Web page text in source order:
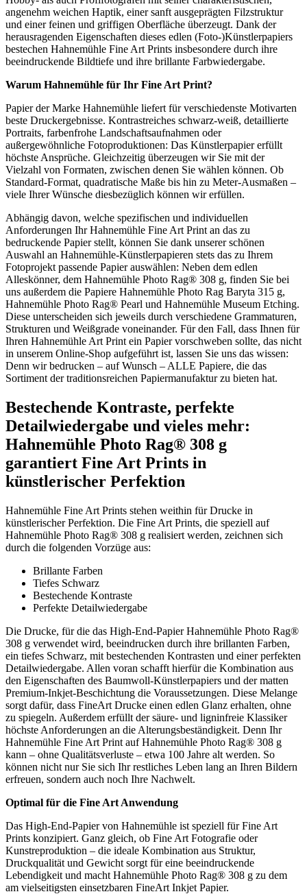
angenehm weichen Haptik, einer sanft ausgeprägten Filzstruktur
und einer feinen und griffigen Oberfläche überzeugt. Dank der
herausragenden Eigenschaften dieses edlen (Foto-)Künstlerpapiers
bestechen Hahnemühle Fine Art Prints insbesondere durch ihre
beeindruckende Bildtiefe und ihre brillante Farbwiedergabe.
Warum Hahnemühle für Ihr Fine Art Print?
Papier der Marke Hahnemühle liefert für verschiedenste Motivarten
beste Druckergebnisse. Kontrastreiches schwarz-weiß, detaillierte
Portraits, farbenfrohe Landschaftsaufnahmen oder
außergewöhnliche Fotoproduktionen: Das Künstlerpapier erfüllt
höchste Ansprüche. Gleichzeitig überzeugen wir Sie mit der
Vielzahl von Formaten, zwischen denen Sie wählen können. Ob
Standard-Format, quadratische Maße bis hin zu Meter-Ausmaßen –
viele Ihrer Wünsche diesbezüglich können wir erfüllen.
Abhängig davon, welche spezifischen und individuellen
Anforderungen Ihr Hahnemühle Fine Art Print an das zu
bedruckende Papier stellt, können Sie dank unserer schönen
Auswahl an Hahnemühle-Künstlerpapieren stets das zu Ihrem
Fotoprojekt passende Papier auswählen: Neben dem edlen
Alleskönner, dem Hahnemühle Photo Rag® 308 g, finden Sie bei
uns außerdem die Papiere Hahnemühle Photo Rag Baryta 315 g,
Hahnemühle Photo Rag® Pearl und Hahnemühle Museum Etching.
Diese unterscheiden sich jeweils durch verschiedene Grammaturen,
Strukturen und Weißgrade voneinander. Für den Fall, dass Ihnen für
Ihren Hahnemühle Art Print ein Papier vorschweben sollte, das nicht
in unserem Online-Shop aufgeführt ist, lassen Sie uns das wissen:
Denn wir bedrucken – auf Wunsch – ALLE Papiere, die das
Sortiment der traditionsreichen Papiermanufaktur zu bieten hat.
Bestechende Kontraste, perfekte
Detailwiedergabe und vieles mehr:
Hahnemühle Photo Rag® 308 g
garantiert Fine Art Prints in
künstlerischer Perfektion
Hahnemühle Fine Art Prints stehen weithin für Drucke in
künstlerischer Perfektion. Die Fine Art Prints, die speziell auf
Hahnemühle Photo Rag® 308 g realisiert werden, zeichnen sich
durch die folgenden Vorzüge aus:
Brillante Farben
Tiefes Schwarz
Bestechende Kontraste
Perfekte Detailwiedergabe
Die Drucke, für die das High-End-Papier Hahnemühle Photo Rag®
308 g verwendet wird, beeindrucken durch ihre brillanten Farben,
ein tiefes Schwarz, mit bestechenden Kontrasten und einer perfekten
Detailwiedergabe. Allen voran schafft hierfür die Kombination aus
den Eigenschaften des Baumwoll-Künstlerpapiers und der matten
Premium-Inkjet-Beschichtung die Voraussetzungen. Diese Melange
sorgt dafür, dass FineArt Drucke einen edlen Glanz erhalten, ohne
zu spiegeln. Außerdem erfüllt der säure- und ligninfreie Klassiker
höchste Anforderungen an die Alterungsbeständigkeit. Denn Ihr
Hahnemühle Fine Art Print auf Hahnemühle Photo Rag® 308 g
kann – ohne Qualitätsverluste – etwa 100 Jahre alt werden. So
können nicht nur Sie sich Ihr restliches Leben lang an Ihren Bildern
erfreuen, sondern auch noch Ihre Nachwelt.
Optimal für die Fine Art Anwendung
Das High-End-Papier von Hahnemühle ist speziell für Fine Art
Prints konzipiert. Ganz gleich, ob Fine Art Fotografie oder
Kunstreproduktion – die ideale Kombination aus Struktur,
Druckqualität und Gewicht sorgt für eine beeindruckende
Lebendigkeit und macht Hahnemühle Photo Rag® 308 g zu dem
am vielseitigsten einsetzbaren FineArt Inkjet Papier.